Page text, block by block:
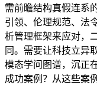
需前瞻结构真假连系
引领、伦理规范、法
析管理框架来应对，
同。需要让科技立异
模态学问图谱，沉正
成功案例？从这些案